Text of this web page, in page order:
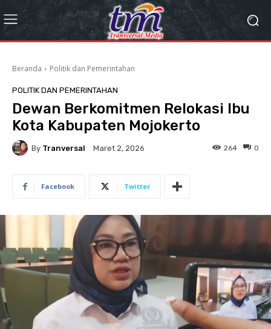
Beranda Politik dan Pemerintahan
POLITIK DAN PEMERINTAHAN
Dewan Berkomitmen Relokasi Ibu
Kota Kabupaten Mojokerto
By Tranversal Maret 2, 2026 0
264
Facebook Twitter